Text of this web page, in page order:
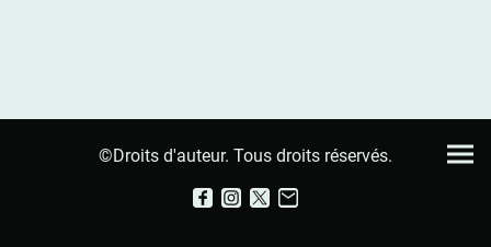
©Droits d'auteur. Tous droits réservés.